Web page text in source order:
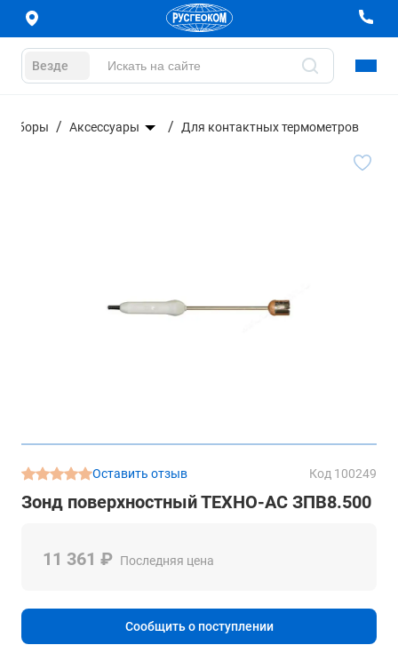
Везде
Аксессуары Для контактных термометров
Оставить отзыв Код 100249
Зонд поверхностный ТЕХНО-АС ЗПВ8.500
11 361 ₽ Последняя цена
Сообщить о поступлении